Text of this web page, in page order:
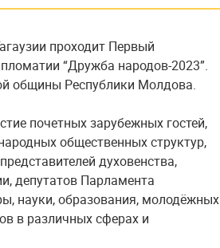
проходит Первый
“Дружба народов-2023”.
общины Республики Молдова.
почетных зарубежных гостей,
общественных структур,
духовенства,
депутатов Парламента
науки, образования, молодёжных
в различных сферах и